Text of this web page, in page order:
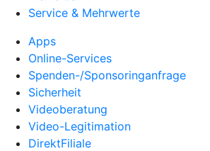
Service & Mehrwerte
Apps
Online-Services
Spenden-/Sponsoringanfrage
Sicherheit
Videoberatung
Video-Legitimation
DirektFiliale